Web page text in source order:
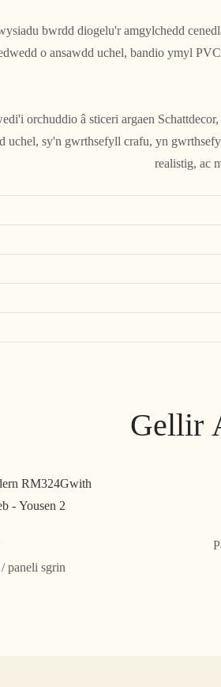
bwrdd diogelu'r amgylchedd
o ansawdd uchel, bandio ymyl
orchuddio â sticeri argaen
uchel, sy'n gwrthsefyll crafu, yn
realistig, ac
Gellir
paneli sgrin